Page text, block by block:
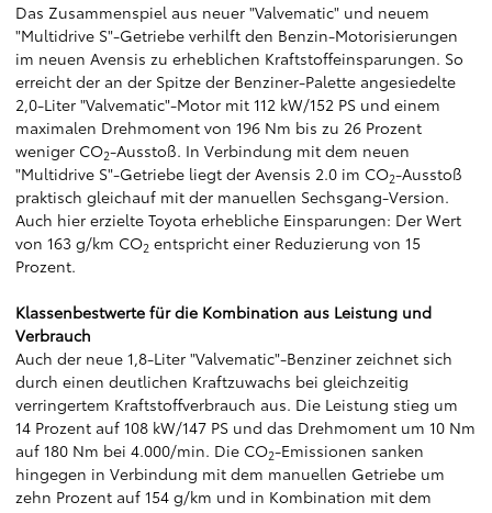
Das Zusammenspiel aus neuer "Valvematic" und neuem
"Multidrive S"-Getriebe verhilft den Benzin-Motorisierungen
im neuen Avensis zu erheblichen Kraftstoffeinsparungen. So
erreicht der an der Spitze der Benziner-Palette angesiedelte
2,0-Liter "Valvematic"-Motor mit 112 kW/152 PS und einem
maximalen Drehmoment von 196 Nm bis zu 26 Prozent
weniger CO2-Ausstoß. In Verbindung mit dem neuen
"Multidrive S"-Getriebe liegt der Avensis 2.0 im CO2-Ausstoß
praktisch gleichauf mit der manuellen Sechsgang-Version.
Auch hier erzielte Toyota erhebliche Einsparungen: Der Wert
von 163 g/km CO2 entspricht einer Reduzierung von 15
Prozent.
Klassenbestwerte für die Kombination aus Leistung und
Verbrauch
Auch der neue 1,8-Liter "Valvematic"-Benziner zeichnet sich
durch einen deutlichen Kraftzuwachs bei gleichzeitig
verringertem Kraftstoffverbrauch aus. Die Leistung stieg um
14 Prozent auf 108 kW/147 PS und das Drehmoment um 10 Nm
auf 180 Nm bei 4.000/min. Die CO2-Emissionen sanken
hingegen in Verbindung mit dem manuellen Getriebe um
zehn Prozent auf 154 g/km und in Kombination mit dem